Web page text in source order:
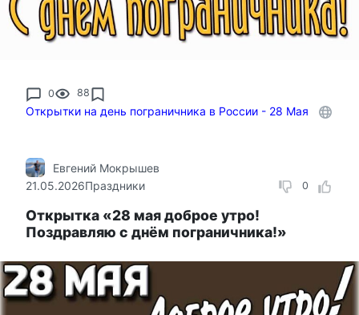
0 88
Открытки на день пограничника в России - 28 Мая
0
Евгений Мокрышев
21.05.2026Праздники
Открытка «28 мая доброе утро!
Поздравляю с днём пограничника!»